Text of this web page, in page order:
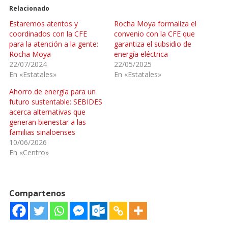
Relacionado
Estaremos atentos y
coordinados con la CFE
para la atención a la gente:
Rocha Moya
22/07/2024
En «Estatales»
Rocha Moya formaliza el
convenio con la CFE que
garantiza el subsidio de
energía eléctrica
22/05/2025
En «Estatales»
Ahorro de energía para un
futuro sustentable: SEBIDES
acerca alternativas que
generan bienestar a las
familias sinaloenses
10/06/2026
En «Centro»
Compartenos